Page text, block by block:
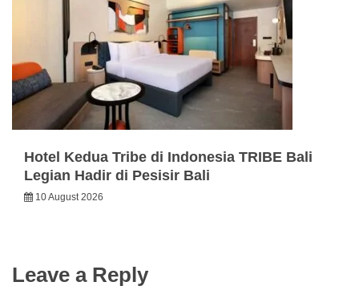
Hotel Kedua Tribe di Indonesia TRIBE Bali
Legian Hadir di Pesisir Bali
10 August 2026
Leave a Reply